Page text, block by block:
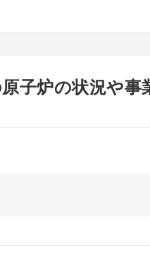
子炉の状況や